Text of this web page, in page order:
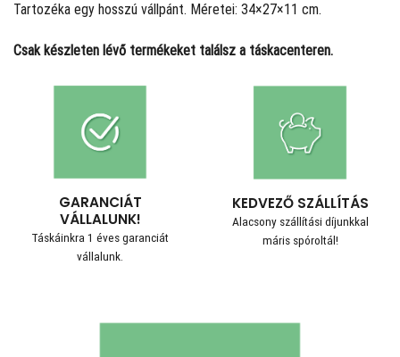
Tartozéka egy hosszú vállpánt. Méretei: 34×27×11 cm.
Csak készleten lévő termékeket találsz a táskacenteren.
GARANCIÁT
VÁLLALUNK!
Táskáinkra 1 éves garanciát
vállalunk.
KEDVEZŐ SZÁLLÍTÁS
Alacsony szállítási díjunkkal
máris spóroltál!